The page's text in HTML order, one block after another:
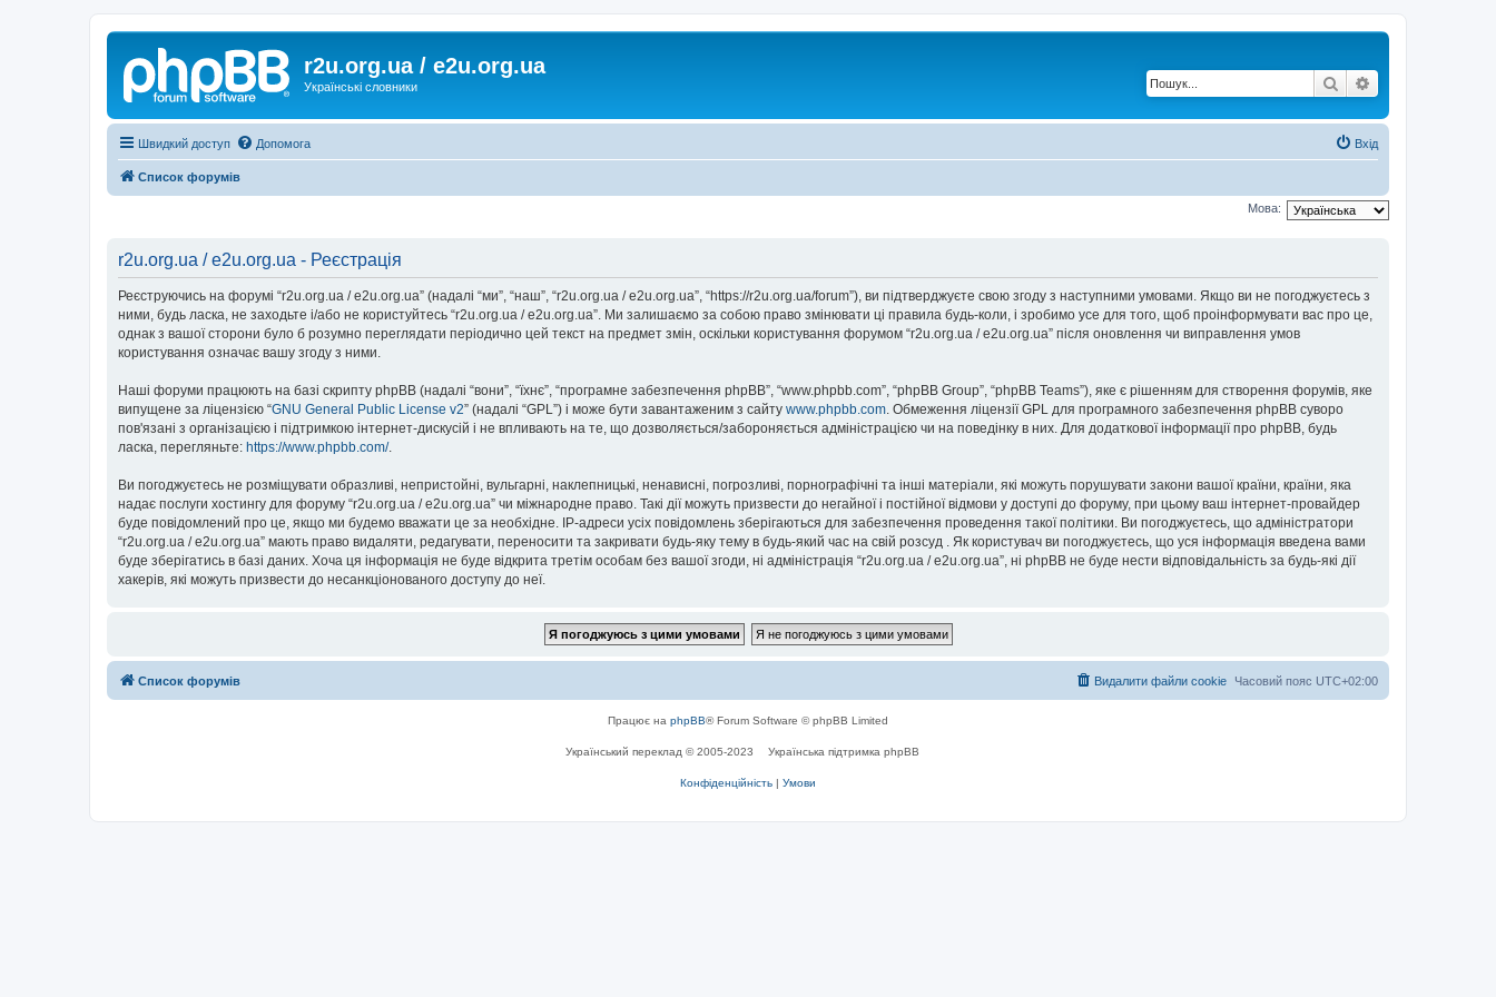
r2u.org.ua / e2u.org.ua
Українські словники Пошук
Швидкий доступ Допомога Вхід
Список форумів
Мова:
r2u.org.ua / e2u.org.ua - Реєстрація
Реєструючись на форумі “r2u.org.ua / e2u.org.ua” (надалі “ми”, “наш”, “r2u.org.ua / e2u.org.ua”, “https://r2u.org.ua/forum”), ви підтверджуєте свою згоду з наступними умовами. Якщо ви не погоджуєтесь з
ними, будь ласка, не заходьте і/або не користуйтесь “r2u.org.ua / e2u.org.ua”. Ми залишаємо за собою право змінювати ці правила будь-коли, і зробимо усе для того, щоб проінформувати вас про це,
однак з вашої сторони було б розумно переглядати періодично цей текст на предмет змін, оскільки користування форумом “r2u.org.ua / e2u.org.ua” після оновлення чи виправлення умов
користування означає вашу згоду з ними.
Наші форуми працюють на базі скрипту phpBB (надалі “вони”, “їхнє”, “програмне забезпечення phpBB”, “www.phpbb.com”, “phpBB Group”, “phpBB Teams”), яке є рішенням для створення форумів, яке
випущене за ліцензією “GNU General Public License v2” (надалі “GPL”) і може бути завантаженим з сайту www.phpbb.com. Обмеження ліцензії GPL для програмного забезпечення phpBB суворо
пов'язані з організацією і підтримкою інтернет-дискусій і не впливають на те, що дозволяється/забороняється адміністрацією чи на поведінку в них. Для додаткової інформації про phpBB, будь
ласка, перегляньте: https://www.phpbb.com/.
Ви погоджуєтесь не розміщувати образливі, непристойні, вульгарні, наклепницькі, ненависні, погрозливі, порнографічні та інші матеріали, які можуть порушувати закони вашої країни, країни, яка
надає послуги хостингу для форуму “r2u.org.ua / e2u.org.ua” чи міжнародне право. Такі дії можуть призвести до негайної і постійної відмови у доступі до форуму, при цьому ваш інтернет-провайдер
буде повідомлений про це, якщо ми будемо вважати це за необхідне. IP-адреси усіх повідомлень зберігаються для забезпечення проведення такої політики. Ви погоджуєтесь, що адміністратори
“r2u.org.ua / e2u.org.ua” мають право видаляти, редагувати, переносити та закривати будь-яку тему в будь-який час на свій розсуд . Як користувач ви погоджуєтесь, що уся інформація введена вами
буде зберігатись в базі даних. Хоча ця інформація не буде відкрита третім особам без вашої згоди, ні адміністрація “r2u.org.ua / e2u.org.ua”, ні phpBB не буде нести відповідальність за будь-які дії
хакерів, які можуть призвести до несанкціонованого доступу до неї.
Список форумів Часовий пояс UTC+02:00
Видалити файли cookie
Працює на phpBB® Forum Software © phpBB Limited
Український переклад © 2005-2023 Українська підтримка phpBB
Конфіденційність | Умови